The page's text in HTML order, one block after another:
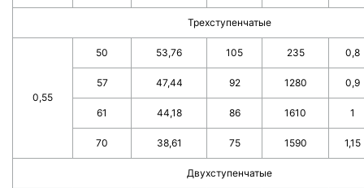
Трехступенчатые
0,55
50 53,76 105 235 0,8
57 47,44 92 1280 0,9
61 44,18 86 1610 1
70 38,61 75 1590 1,15
Двухступенчатые